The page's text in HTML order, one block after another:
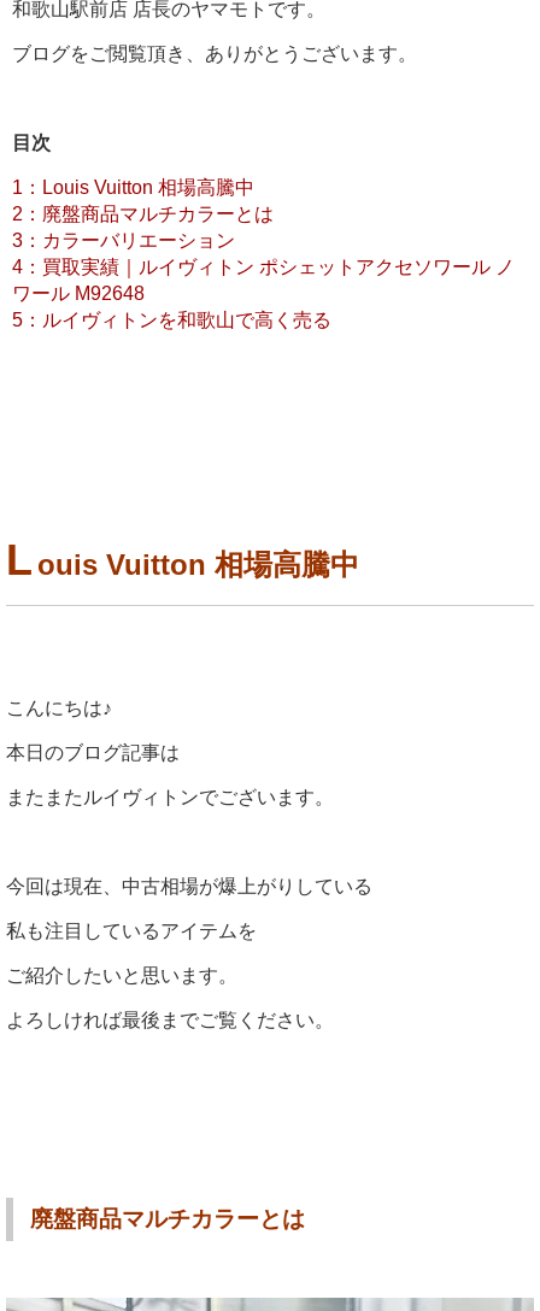
和歌山駅前店 店長のヤマモトです。
ブログをご閲覧頂き、ありがとうございます。
目次
1：Louis Vuitton 相場高騰中
2：廃盤商品マルチカラーとは
3：カラーバリエーション
4：買取実績｜ルイヴィトン ポシェットアクセソワール ノ
ワール M92648
5：ルイヴィトンを和歌山で高く売る
L ouis Vuitton 相場高騰中
こんにちは♪
本日のブログ記事は
またまたルイヴィトンでございます。
今回は現在、中古相場が爆上がりしている
私も注目しているアイテムを
ご紹介したいと思います。
よろしければ最後までご覧ください。
廃盤商品マルチカラーとは